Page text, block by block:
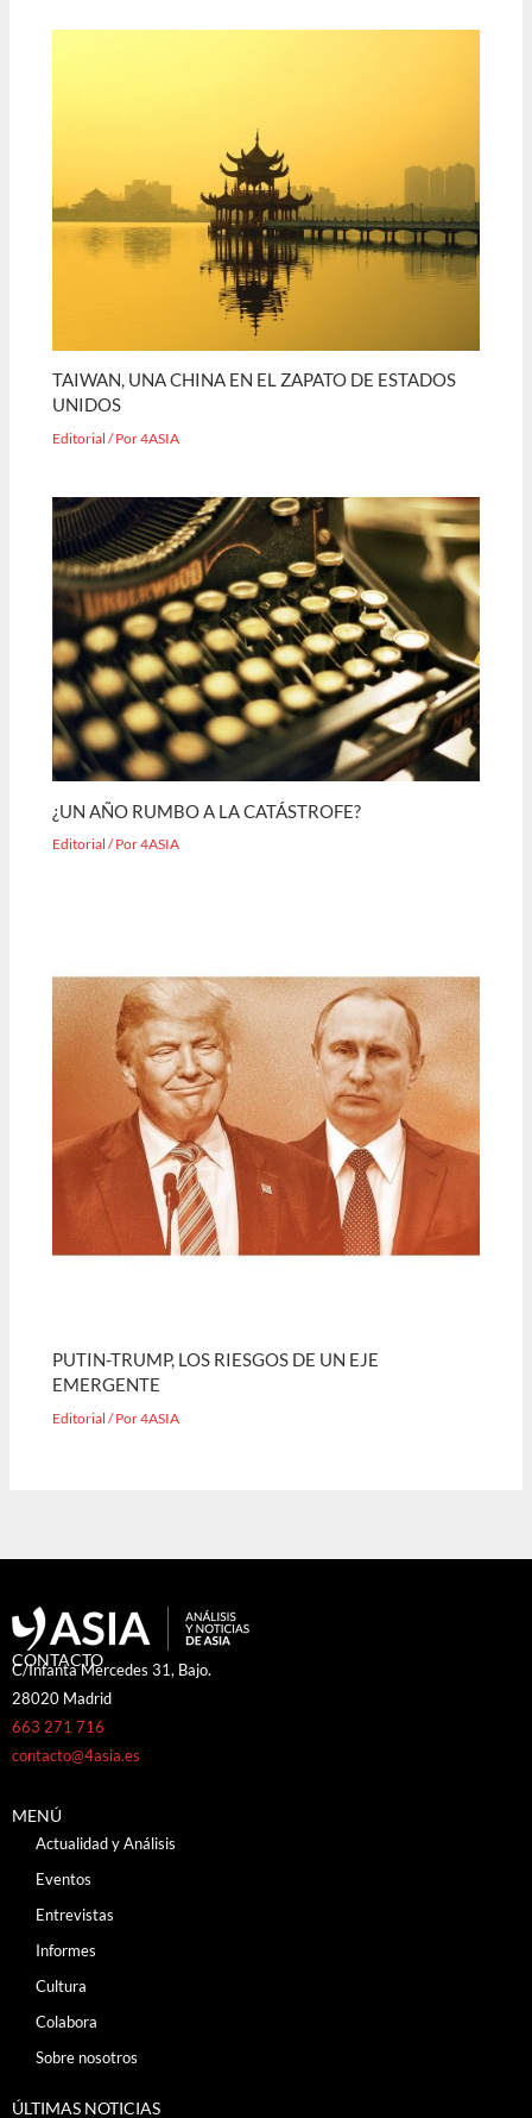
TAIWAN, UNA CHINA EN EL ZAPATO DE ESTADOS
UNIDOS
Editorial / Por4ASIA
¿UN AÑO RUMBO A LA CATÁSTROFE?
Editorial / Por4ASIA
PUTIN-TRUMP, LOS RIESGOS DE UN EJE
EMERGENTE
Editorial / Por4ASIA
CONTACTO
C/Infanta Mercedes 31, Bajo.
28020 Madrid
663 271 716
contacto@4asia.es
MENÚ
Actualidad y Análisis
Eventos
Entrevistas
Informes
Cultura
Colabora
Sobre nosotros
ÚLTIMAS NOTICIAS